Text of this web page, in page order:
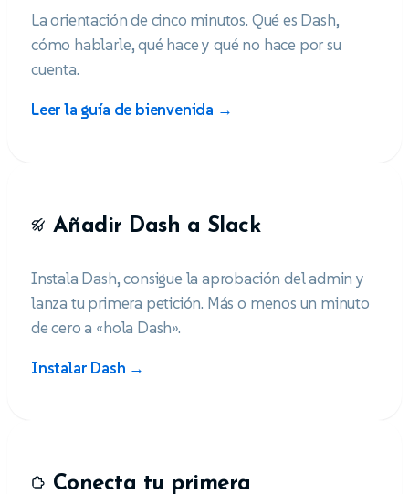
La orientación de cinco minutos. Qué es Dash,
cómo hablarle, qué hace y qué no hace por su
cuenta.
Leer la guía de bienvenida →
Añadir Dash a Slack
Instala Dash, consigue la aprobación del admin y
lanza tu primera petición. Más o menos un minuto
de cero a «hola Dash».
Instalar Dash →
Conecta tu primera